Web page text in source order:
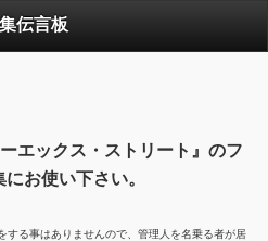
伝言板
エックス・ストリート』のフ
お使い下さい。
る事はありませんので、管理人を名乗る者が居